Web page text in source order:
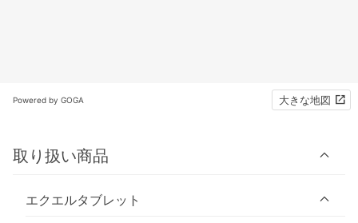
Powered by GOGA 大きな地図
取り扱い商品
エクエルタブレット